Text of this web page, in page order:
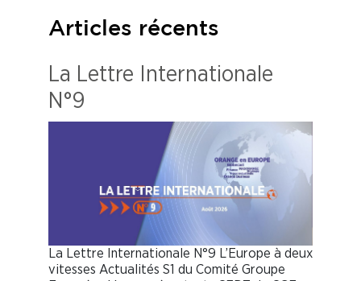
Articles récents
La Lettre Internationale
N°9
La Lettre Internationale N°9 L’Europe à deux
vitesses Actualités S1 du Comité Groupe